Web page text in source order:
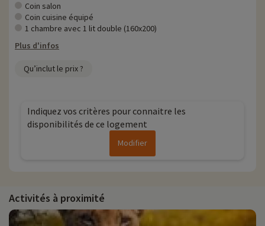
Coin salon
Coin cuisine équipé
1 chambre avec 1 lit double (160x200)
Plus d'infos
Qu’inclut le prix ?
Indiquez vos critères pour connaitre les
disponibilités de ce logement
Modifier
Activités à proximité